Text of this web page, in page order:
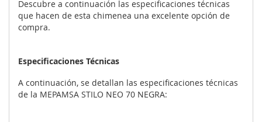
Descubre a continuación las especificaciones técnicas
que hacen de esta chimenea una excelente opción de
compra.
Especificaciones Técnicas
A continuación, se detallan las especificaciones técnicas
de la MEPAMSA STILO NEO 70 NEGRA: